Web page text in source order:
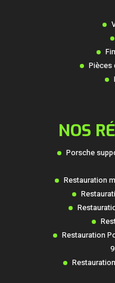
Pièces
NOS
Porsche
Restauration
Restauration